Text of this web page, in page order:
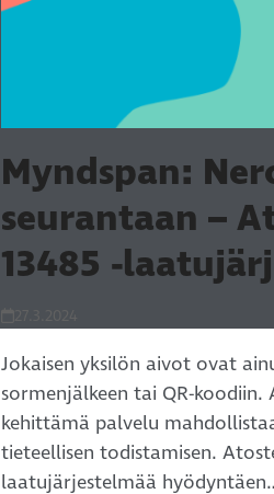
Myndspan:
seurantaan –
13485 -
Jokaisen yksilön aivot ovat
sormenjälkeen tai QR-
kehittämä palvelu
tieteellisen todistamisen.
laatujärjestelmää